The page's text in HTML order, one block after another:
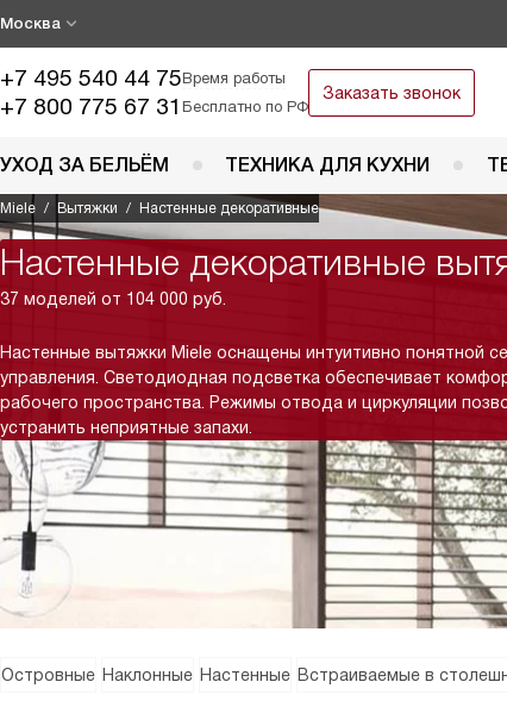
Москва
+7 495 540 44 75Время работы
+7 800 775 67 31 Бесплатно по РФ
Заказать звонок
УХОД ЗА БЕЛЬЁМ ТЕХНИКА ДЛЯ КУХНИ
Miele Вытяжки Настенные декоративные
Настенные декоративные
37 моделей от 104 000 руб.
Настенные вытяжки Miele оснащены интуитивно понятной
управления. Светодиодная подсветка обеспечивает
рабочего пространства. Режимы отвода и циркуляции
устранить неприятные запахи.
Островные Наклонные Настенные Встраиваемые в